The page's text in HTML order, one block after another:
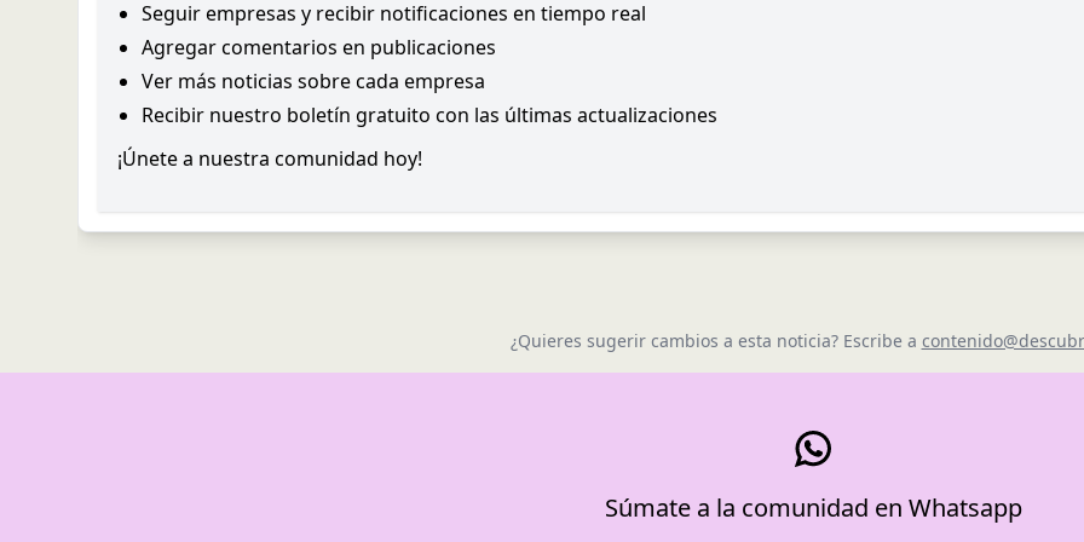
Seguir empresas y recibir notificaciones en tiempo real
Agregar comentarios en publicaciones
Ver más noticias sobre cada empresa
Recibir nuestro boletín gratuito con las últimas actualizaciones
¡Únete a nuestra comunidad hoy!
¿Quieres sugerir cambios a esta noticia? Escribe a
Súmate a la comunidad en Whatsapp